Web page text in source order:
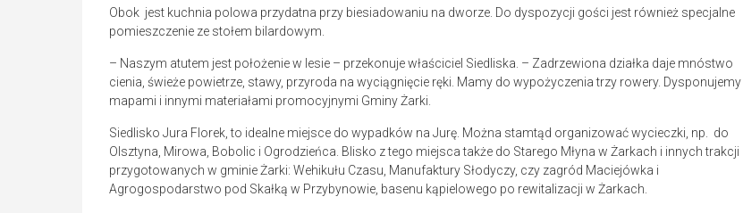
Obok jest kuchnia polowa przydatna przy biesiadowaniu na dworze. Do dyspozycji gości jest również specjalne
pomieszczenie ze stołem bilardowym.
– Naszym atutem jest położenie w lesie – przekonuje właściciel Siedliska. – Zadrzewiona działka daje mnóstwo
cienia, świeże powietrze, stawy, przyroda na wyciągnięcie ręki. Mamy do wypożyczenia trzy rowery. Dysponujemy
mapami i innymi materiałami promocyjnymi Gminy Żarki.
Siedlisko Jura Florek, to idealne miejsce do wypadków na Jurę. Można stamtąd organizować wycieczki, np. do
Olsztyna, Mirowa, Bobolic i Ogrodzieńca. Blisko z tego miejsca także do Starego Młyna w Żarkach i innych trakcji
przygotowanych w gminie Żarki: Wehikułu Czasu, Manufaktury Słodyczy, czy zagród Maciejówka i
Agrogospodarstwo pod Skałką w Przybynowie, basenu kąpielowego po rewitalizacji w Żarkach.